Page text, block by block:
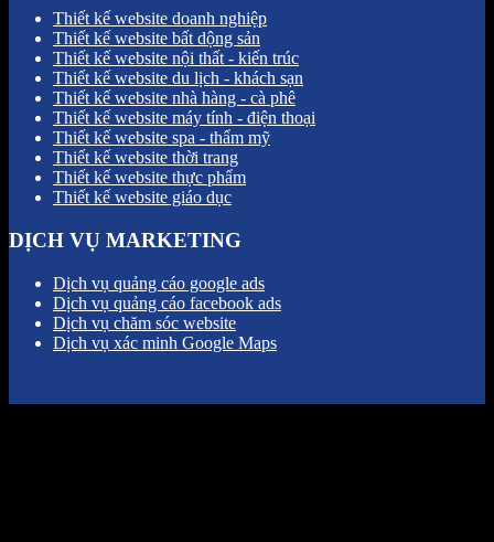
Thiết kế website doanh nghiệp
Thiết kế website bất dộng sản
Thiết kế website nội thất - kiến trúc
Thiết kế website du lịch - khách sạn
Thiết kế website nhà hàng - cà phê
Thiết kế website máy tính - điện thoại
Thiết kế website spa - thẩm mỹ
Thiết kế website thời trang
Thiết kế website thực phẩm
Thiết kế website giáo dục
DỊCH VỤ MARKETING
Dịch vụ quảng cáo google ads
Dịch vụ quảng cáo facebook ads
Dịch vụ chăm sóc website
Dịch vụ xác minh Google Maps